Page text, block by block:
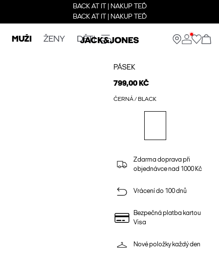
BACK AT IT | NAKUP TEĎ
BACK AT IT | NAKUP TEĎ
MUŽI ŽENY DĚTI
PÁSEK
799,00 KČ
ČERNÁ / BLACK
Zdarma doprava při
objednávce nad 1000 Kč
Vrácení do 100 dnů
Bezpečná platba kartou
Visa
Nové položky každý den